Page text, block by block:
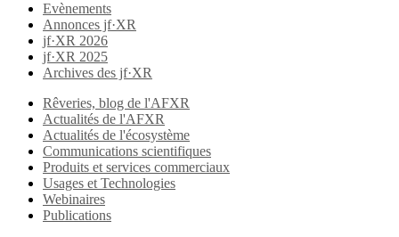
Evènements
Annonces jf·XR
jf·XR 2026
jf·XR 2025
Archives des jf·XR
Rêveries, blog de l'AFXR
Actualités de l'AFXR
Actualités de l'écosystème
Communications scientifiques
Produits et services commerciaux
Usages et Technologies
Webinaires
Publications